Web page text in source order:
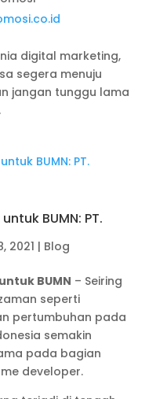
digital marketing,
segera menuju
jangan tunggu lama
BUMN: PT.
2021 | Blog
BUMN – Seiring
seperti
pertumbuhan pada
semakin
pada bagian
developer.